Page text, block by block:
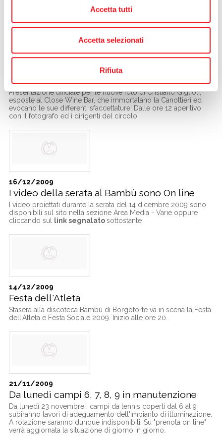
Accetta tutti
Accetta selezionati
Rifiuta
23/12/2009
Oggi al Clos le nuove foto di Canottieri
Mincio
Presentazione ufficiale per le nuove foto di Cristiano Giglioli,
esposte al Close Wine Bar, che immortalano la Canottieri ed
evocano le sue differenti sfaccettature. Dalle ore 12 aperitivo
con il fotografo ed i dirigenti del circolo.
16/12/2009
I video della serata al Bambù sono On line
I video proiettati durante la serata del 14 dicembre 2009 sono
disponibili sul sito nella sezione Area Media - Varie oppure
cliccando sul link segnalatosottostante
14/12/2009
Festa dell'Atleta
Stasera alla discoteca Bambù di Borgoforte va in scena la Festa
dell'Atleta e Festa Sociale 2009. Inizio alle ore 20.
21/11/2009
Da lunedì campi 6, 7, 8, 9 in manutenzione
Da lunedì 23 novembre i campi da tennis coperti dal 6 al 9
subiranno lavori di adeguamento dell'impianto di illuminazione.
A rotazione saranno dunque indisponibili. Su "prenota on line"
verrà aggiornata la situazione di giorno in giorno.